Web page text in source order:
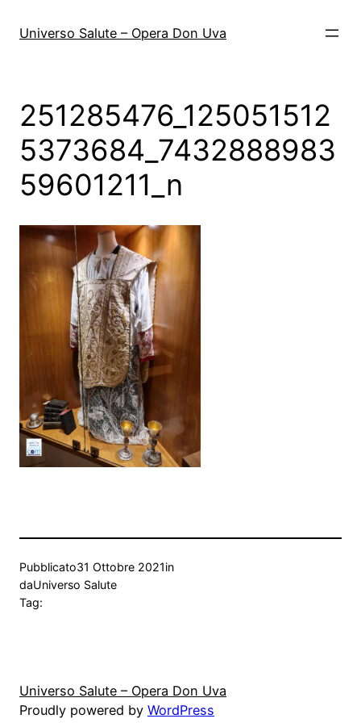
Universo Salute – Opera Don Uva
251285476_125051512
5373684_7432888983
59601211_n
Pubblicato31 Ottobre 2021in
daUniverso Salute
Tag:
Universo Salute – Opera Don Uva
Proudly powered by WordPress